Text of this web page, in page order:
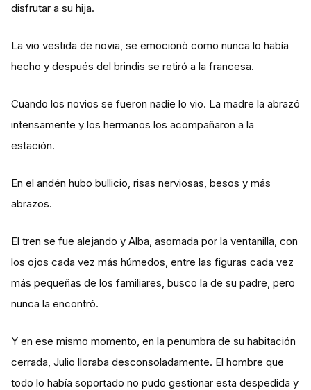
disfrutar a su hija.
La vio vestida de novia, se emocionò como nunca lo había
hecho y después del brindis se retiró a la francesa.
Cuando los novios se fueron nadie lo vio. La madre la abrazó
intensamente y los hermanos los acompañaron a la
estación.
En el andén hubo bullicio, risas nerviosas, besos y más
abrazos.
El tren se fue alejando y Alba, asomada por la ventanilla, con
los ojos cada vez más húmedos, entre las figuras cada vez
más pequeñas de los familiares, busco la de su padre, pero
nunca la encontró.
Y en ese mismo momento, en la penumbra de su habitación
cerrada, Julio lloraba desconsoladamente. El hombre que
todo lo había soportado no pudo gestionar esta despedida y